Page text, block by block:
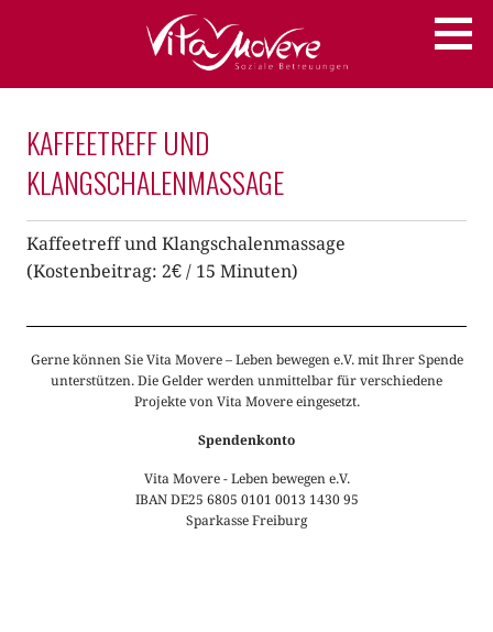
VITA MOVERE
Soziale Betreuungen
KAFFEETREFF UND
KLANGSCHALENMASSAGE
Kaffeetreff und Klangschalenmassage
(Kostenbeitrag: 2€ / 15 Minuten)
Gerne können Sie Vita Movere – Leben bewegen e.V. mit Ihrer Spende
unterstützen. Die Gelder werden unmittelbar für verschiedene
Projekte von Vita Movere eingesetzt.
Spendenkonto
Vita Movere - Leben bewegen e.V.
IBAN DE25 6805 0101 0013 1430 95
Sparkasse Freiburg